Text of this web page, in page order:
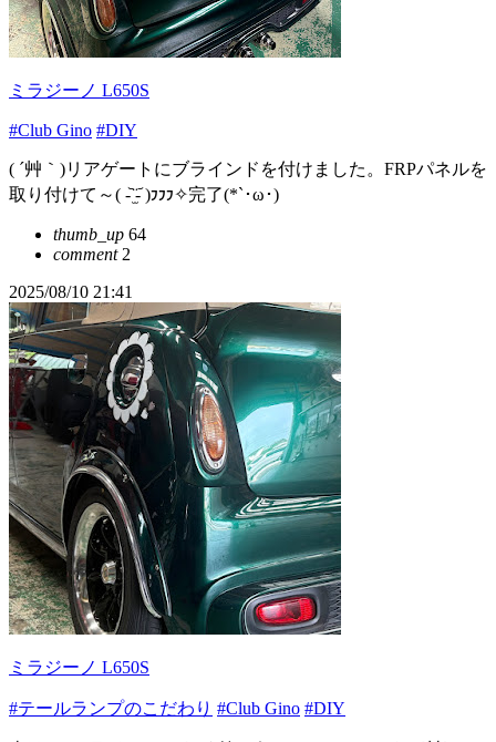
ミラジーノ L650S
#Club Gino #DIY
( ´艸｀)リアゲートにブラインドを付けました。FRPパネルを
取り付けて～( -᷅ ̫̈-᷄ )𐑲𐑲𐑲✧完了(*`･ω･)ゞ
thumb_up 64
comment2
2025/08/10 21:41
ミラジーノ L650S
#テールランプのこだわり #Club Gino #DIY